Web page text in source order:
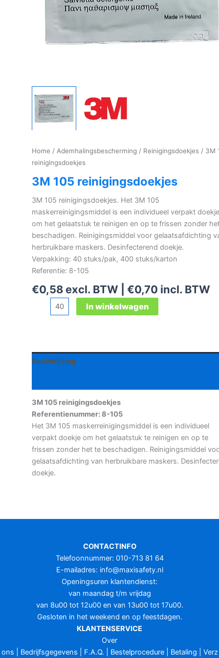
Home / Ademhalingsbescherming / Reinigingsdoekjes / 3M
reinigingsdoekjes
3M 105 reinigingsdoekjes
3M 105 reinigingsdoekjes. Het 3M 105
maskerreinigingsmiddel is een individueel verpakt doekje
om het gelaatstuk te reinigen en op te frissen zonder
beschadigen. Reinigingsmiddel voor gelaatsafdichting
herbruikbare maskers. Desinfecterend doekje.
Verpakking: 40 stuks/pak, 400 stuks/karton
Referentie: 8-105
€0,58 excl. BTW | €0,70 incl. BTW
In winkelwagen
Beschrijving
3M 105 reinigingsdoekjes
Referentienummer: 8-105
Het 3M 105 maskerreinigingsmiddel is een individueel
verpakt doekje om het gelaatstuk te reinigen en op te
frissen zonder het te beschadigen. Reinigingsmiddel
gelaatsafdichting van herbruikbare maskers.
doekje.
CONTACTINFO
Telefoonnummer: 010-713 81 64
E-mailadres: info@maxisafety.nl
Openingsuren klantendienst:
van maandag t/m vrijdag
van 8u00 tot 12u00 en van 13u00 tot 17u00.
Gesloten in het weekend en op feestdagen.
KLANTENSERVICE
Over
ons
Bedrijfsgegevens F.A.Q. Bestelprocedure| Betaling Verz